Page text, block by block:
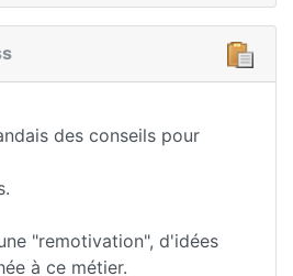
des conseils pour
"remotivation", d'idées
à ce métier.